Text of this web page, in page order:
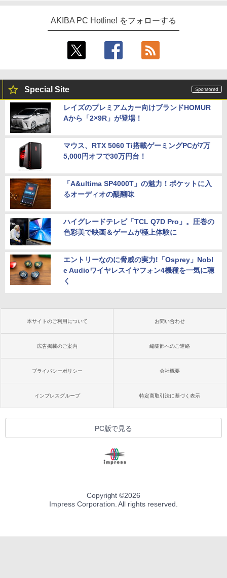
AKIBA PC Hotline! をフォローする
Special Site
レイズのプレミアムカー向けブランドHOMUR
Aから「2×9R」が登場！
マウス、RTX 5060 Ti搭載ゲーミングPCが7万
5,000円オフで30万円台！
「A&ultima SP4000T」の魅力！ポケットに入
るオーディオの醍醐味
ハイグレードテレビ「TCL Q7D Pro」。圧巻の
色彩美で映画＆ゲームが極上体験に
エントリーなのに脅威の実力!「Osprey」Nobl
e Audioワイヤレスイヤフォン4機種を一気に聴
く
本サイトのご利用について お問い合わせ
広告掲載のご案内 編集部へのご連絡
プライバシーポリシー 会社概要
インプレスグループ 特定商取引法に基づく表示
PC版で見る
Copyright ©2026
Impress Corporation. All rights reserved.